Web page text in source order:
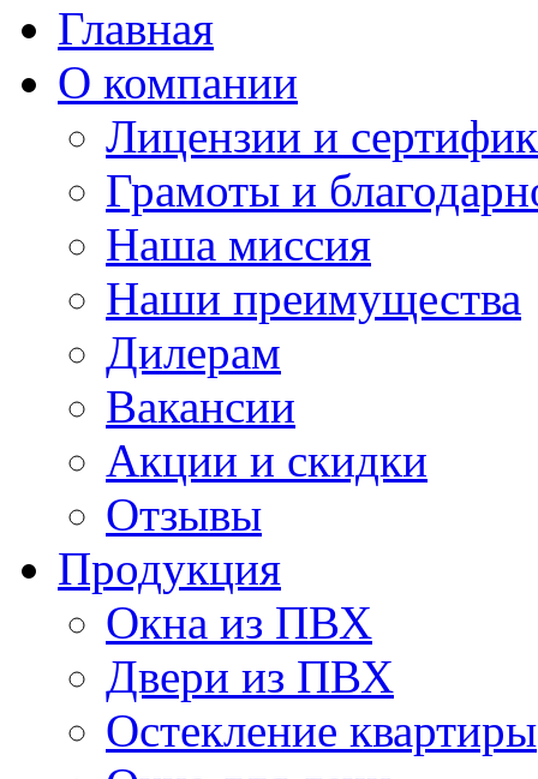
Главная
О компании
Лицензии и
Грамоты и
Наша миссия
Наши преимущества
Дилерам
Вакансии
Акции и скидки
Отзывы
Продукция
Окна из ПВХ
Двери из ПВХ
Остекление квартиры